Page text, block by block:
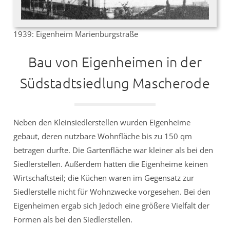
1939: Eigenheim Marienburgstraße
Bau von Eigenheimen in der
Südstadtsiedlung Mascherode
Neben den Kleinsiedlerstellen wurden Eigenheime
gebaut, deren nutzbare Wohnfläche bis zu 150 qm
betragen durfte. Die Gartenfläche war kleiner als bei den
Siedlerstellen. Außerdem hatten die Eigenheime keinen
Wirtschaftsteil; die Küchen waren im Gegensatz zur
Siedlerstelle nicht für Wohnzwecke vorgesehen. Bei den
Eigenheimen ergab sich Jedoch eine größere Vielfalt der
Formen als bei den Siedlerstellen.